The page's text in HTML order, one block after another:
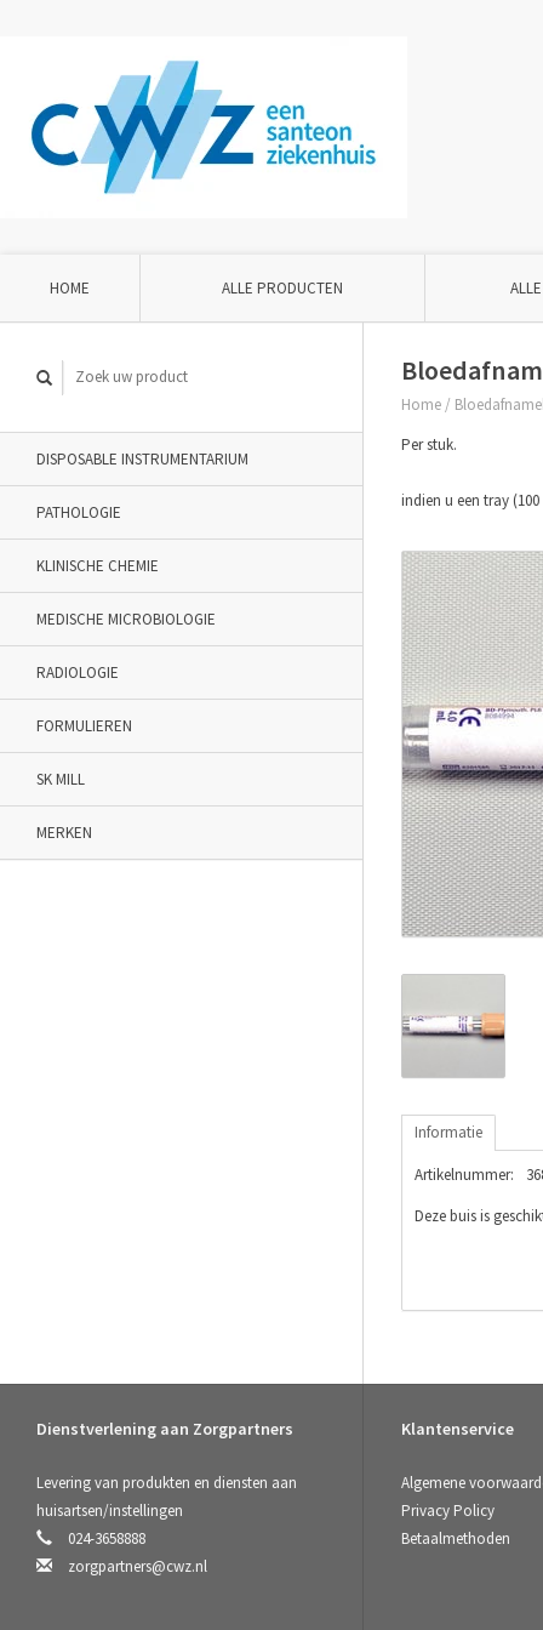
HOME ALLE PRODUCTEN
DISPOSABLE INSTRUMENTARIUM
PATHOLOGIE
KLINISCHE CHEMIE
MEDISCHE MICROBIOLOGIE
RADIOLOGIE
FORMULIEREN
SK MILL
MERKEN
Home /
Per stuk.
indien u een tray
Informatie
Artikelnummer:
Deze buis is
Dienstverlening aan Zorgpartners
Levering van produkten en diensten aan
huisartsen/instellingen
024-3658888
zorgpartners@cwz.nl
Klantenservice
Algemene
Privacy Policy
Betaalmethoden